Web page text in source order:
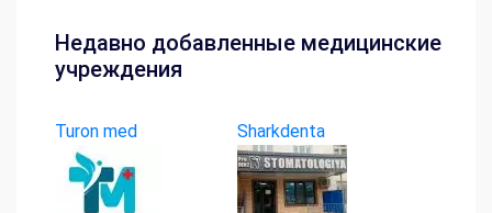
Недавно добавленные медицинские
учреждения
Turon med Sharkdenta